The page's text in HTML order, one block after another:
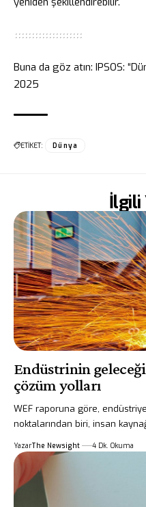
Buna da göz atın: IPSOS:
2025
ETİKET: Dünya
İlgili
Endüstrinin
çözüm yolları
WEF raporuna göre,
noktalarından biri, insan
YazarThe Newsight 4 Dk. Okuma